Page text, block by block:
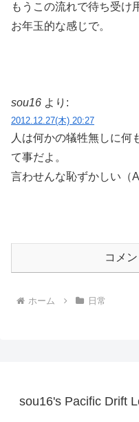
もうこの流れで待ち受け
お年玉的な感じで。
sou16 より:
2012.12.27(木) 20:27
人は何かの犠牲無しに何
て事だよ。
言わせんな恥ずかしい（
コメ
ホーム 日常
sou16's Pacific Drift